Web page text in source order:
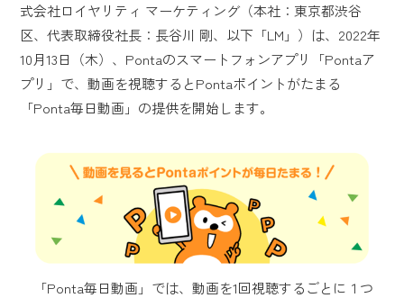
式会社ロイヤリティ マーケティング（本社：東京都渋谷
区、代表取締役社長：長谷川 剛、以下「LM」）は、2022年
10月13日（木）、Pontaのスマートフォンアプリ「Pontaア
プリ」で、動画を視聴するとPontaポイントがたまる
「Ponta毎日動画」の提供を開始します。
「Ponta毎日動画」では、動画を1回視聴するごとに１つ